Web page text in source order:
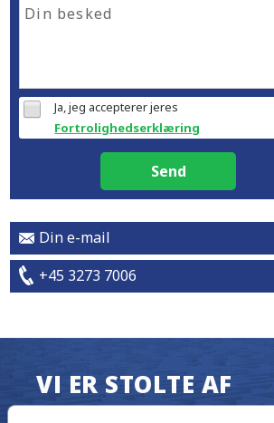
Ja, jeg accepterer jeres
Fortrolighedserklæring
Send
Din e-mail
+45 3273 7006
VI ER STOLTE AF
DET HER